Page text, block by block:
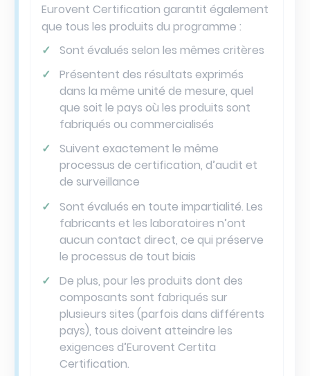
Eurovent Certification garantit également
que tous les produits du programme :
Sont évalués selon les mêmes critères
Présentent des résultats exprimés
dans la même unité de mesure, quel
que soit le pays où les produits sont
fabriqués ou commercialisés
Suivent exactement le même
processus de certification, d’audit et
de surveillance
Sont évalués en toute impartialité. Les
fabricants et les laboratoires n’ont
aucun contact direct, ce qui préserve
le processus de tout biais
De plus, pour les produits dont des
composants sont fabriqués sur
plusieurs sites (parfois dans différents
pays), tous doivent atteindre les
exigences d’Eurovent Certita
Certification.